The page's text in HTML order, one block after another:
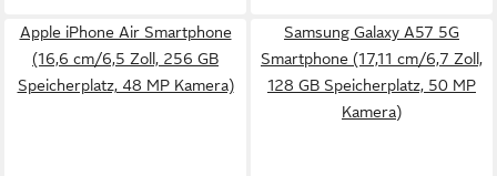
Apple iPhone Air Smartphone
(16,6 cm/6,5 Zoll, 256 GB
Speicherplatz, 48 MP Kamera)
Samsung Galaxy A57 5G
Smartphone (17,11 cm/6,7 Zoll,
128 GB Speicherplatz, 50 MP
Kamera)